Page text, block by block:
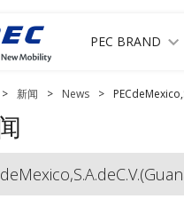
PEC BRAND
> 新闻 > News >